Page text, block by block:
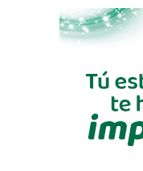
Los socorristas
las trasladaron a
con la atención
necesidad de
especialmente
aumenta el flujo